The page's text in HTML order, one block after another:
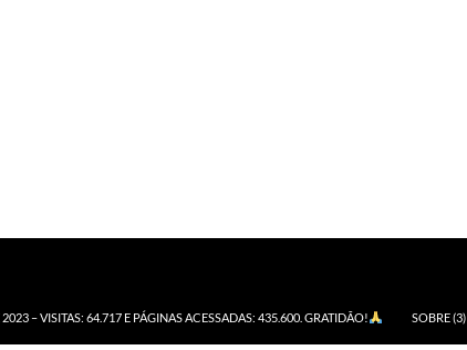
– VISITAS: 64.717 E PÁGINAS ACESSADAS: 435.600. GRATIDÃO! SOBRE (3)